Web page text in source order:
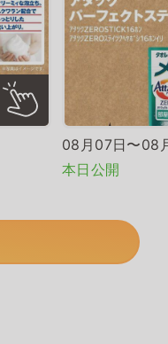
08月07日〜08
本日公開